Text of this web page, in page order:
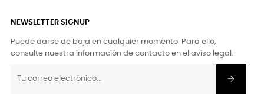
NEWSLETTER SIGNUP
Puede darse de baja en cualquier momento. Para ello,
consulte nuestra información de contacto en el aviso legal.